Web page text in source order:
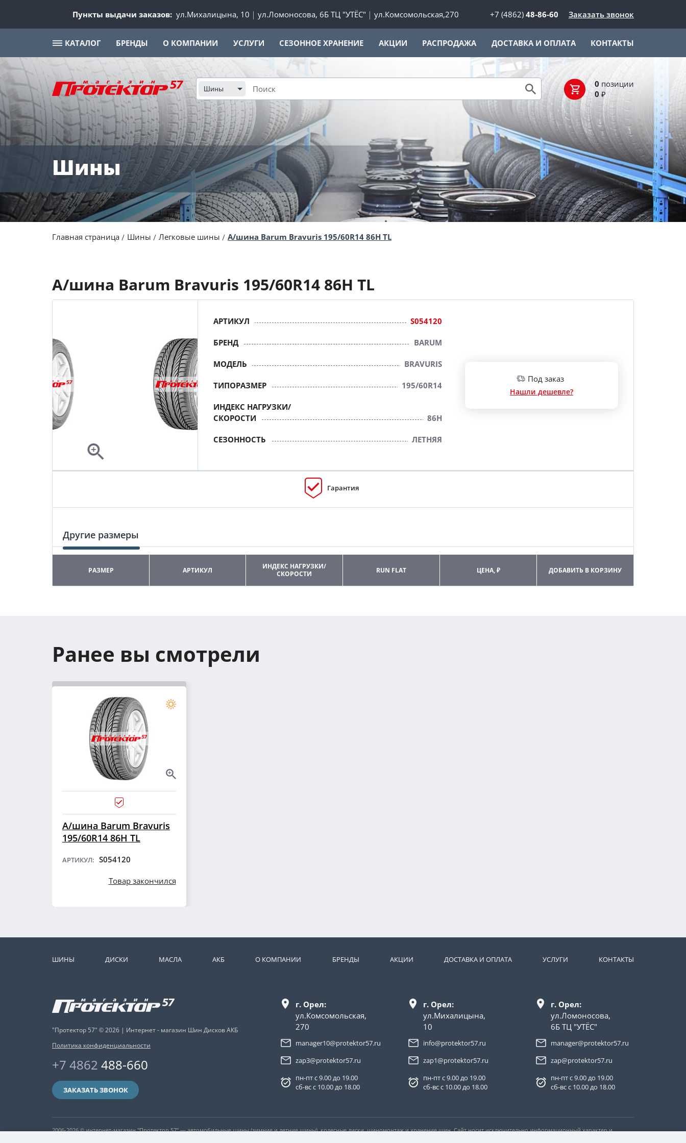
Пункты выдачи заказов: ул.Михалицына, 10 ул.Ломоносова, 6Б ТЦ "УТЁС" ул.Комсомольская,270 +7 (4862) 48-86-60 Заказать звонок
КАТАЛОГ БРЕНДЫ О КОМПАНИИ УСЛУГИ СЕЗОННОЕ ХРАНЕНИЕ АКЦИИ РАСПРОДАЖА ДОСТАВКА И ОПЛАТА КОНТАКТЫ
Шины 0 позиции
0 ₽
Шины
Главная страница Шины Легковые шины А/шина Barum Bravuris 195/60R14 86H TL
А/шина Barum Bravuris 195/60R14 86H TL
АРТИКУЛ S054120
БРЕНД BARUM
МОДЕЛЬ BRAVURIS
ТИПОРАЗМЕР 195/60R14
ИНДЕКС НАГРУЗКИ/
СКОРОСТИ
86H
СЕЗОННОСТЬ ЛЕТНЯЯ
Под заказ
Нашли дешевле?
Гарантия
Другие размеры
РАЗМЕР АРТИКУЛ
ИНДЕКС НАГРУЗКИ/
СКОРОСТИ
RUN FLAT ЦЕНА, ₽ ДОБАВИТЬ В КОРЗИНУ
Ранее вы смотрели
А/шина Barum Bravuris
195/60R14 86H TL
АРТИКУЛ: S054120
Товар закончился
ШИНЫ ДИСКИ МАСЛА АКБ О КОМПАНИИ БРЕНДЫ АКЦИИ ДОСТАВКА И ОПЛАТА УСЛУГИ КОНТАКТЫ
"Протектор 57" © 2026 | Интернет - магазин Шин Дисков АКБ
Политика конфиденциальности
+7 4862 488-660
ЗАКАЗАТЬ ЗВОНОК
г. Орел:
ул.Комсомольская,
270
manager10@protektor57.ru
zap3@protektor57.ru
пн-пт с 9.00 до 19.00
сб-вс с 10.00 до 18.00
г. Орел:
ул.Михалицына,
10
info@protektor57.ru
zap1@protektor57.ru
пн-пт с 9.00 до 19.00
сб-вс с 10.00 до 18.00
г. Орел:
ул.Ломоносова,
6Б ТЦ "УТЁС"
manager@protektor57.ru
zap@protektor57.ru
пн-пт с 9.00 до 19.00
сб-вс с 10.00 до 18.00
2006-2026 © интернет-магазин "Протектор 57" — автомобильные шины (зимние и летние шины), колесные диски, шиномонтаж и хранение шин. Сайт носит исключительно информационный характер и